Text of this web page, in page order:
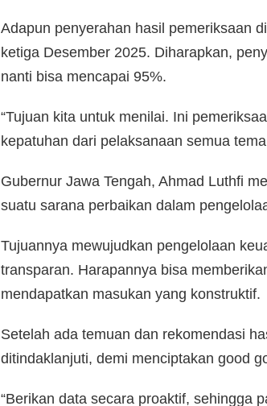
Adapun penyerahan hasil pemeriksaan
ketiga Desember 2025. Diharapkan,
nanti bisa mencapai 95%.
“Tujuan kita untuk menilai. Ini
kepatuhan dari pelaksanaan semua
Gubernur Jawa Tengah, Ahmad Luthfi
suatu sarana perbaikan dalam
Tujuannya mewujudkan pengelolaan
transparan. Harapannya bisa
mendapatkan masukan yang konstruktif.
Setelah ada temuan dan rekomendasi
ditindaklanjuti, demi menciptakan good
“Berikan data secara proaktif, sehingga